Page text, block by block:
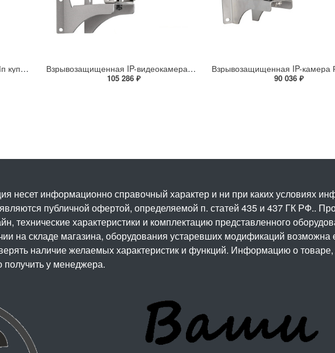
Tiandy-IPEYE-TC-32XN-PVZ 2Мп купольная «турель» IP камера с фиксированным объективом, серия SPARK со встроенным агентом IPEYE для ПВЗ Взрывозащищенная IP-видеокамера Релион Релион-Exd-Н-100-ИК-IP5Мп2.7-13.5Z-PoE-SD-МК-TR
105 286 ₽ 90 036 ₽
несет информационно справочный характер и ни при каких условиях
публичной офертой, определяемой п. статей 435 и 437 ГК РФ..
технические характеристики и комплектацию представленного
на складе магазина, оборудования устаревших модификаций
наличие желаемых характеристик и функций. Информацию о товаре,
у менеджера.